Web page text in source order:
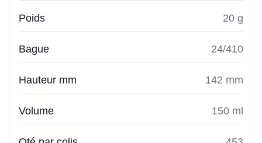
Poids 20 g
Bague 24/410
Hauteur mm 142 mm
Volume 150 ml